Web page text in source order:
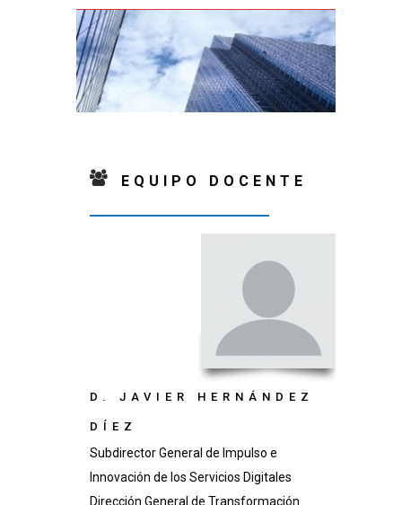
EQUIPO DOCENTE
D. JAVIER HERNÁNDEZ
DÍEZ
Subdirector General de Impulso e
Innovación de los Servicios Digitales
Dirección General de Transformación